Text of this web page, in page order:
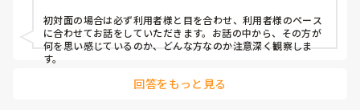
初対面の場合は必ず利用者様と目を合わせ、利用者様のペース
に合わせてお話をしていただきます。お話の中から、その方が
何を思い感じているのか、どんな方なのか注意深く観察しま
す。
回答をもっと見る